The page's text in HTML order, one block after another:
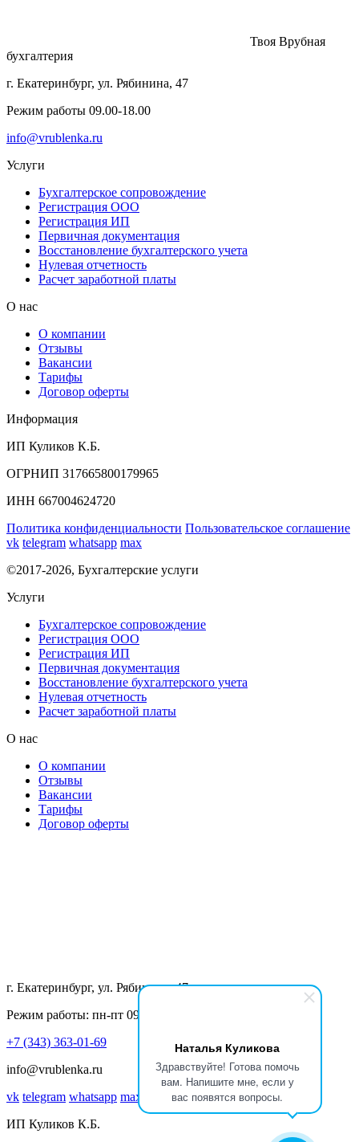
Наталья Куликова
Здравствуйте! Готова помочь
вам. Напишите мне, если у
вас появятся вопросы.
Твоя Врубная
бухгалтерия
г. Екатеринбург, ул. Рябинина, 47
Режим работы 09.00-18.00
info@vrublenka.ru
Услуги
Бухгалтерское сопровождение
Регистрация ООО
Регистрация ИП
Первичная документация
Восстановление бухгалтерского учета
Нулевая отчетность
Расчет заработной платы
О нас
О компании
Отзывы
Вакансии
Тарифы
Договор оферты
Информация
ИП Куликов К.Б.
ОГРНИП 317665800179965
ИНН 667004624720
Политика конфиденциальности Пользовательское соглашение
vk telegram whatsapp max
©2017-2026, Бухгалтерские услуги
Услуги
Бухгалтерское сопровождение
Регистрация ООО
Регистрация ИП
Первичная документация
Восстановление бухгалтерского учета
Нулевая отчетность
Расчет заработной платы
О нас
О компании
Отзывы
Вакансии
Тарифы
Договор оферты
г. Екатеринбург, ул. Рябинина, 47
Режим работы: пн-пт 09.00-18.00
+7 (343) 363-01-69
info@vrublenka.ru
vk telegram whatsapp max
ИП Куликов К.Б.